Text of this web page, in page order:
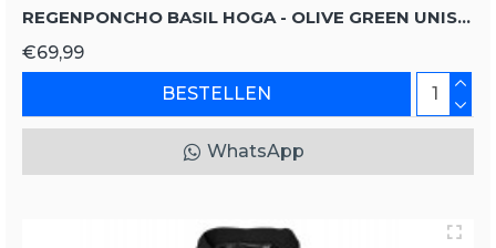
REGENPONCHO BASIL HOGA - OLIVE GREEN UNISIZE
€69,99
BESTELLEN
WhatsApp